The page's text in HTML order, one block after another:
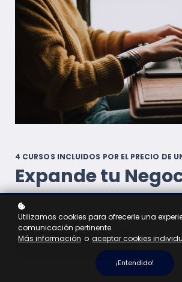
4 CURSOS INCLUIDOS POR EL PRECIO DE
Expande tu
Descubriendo el eCommerce
Inscribirse $20 $10
Utilizamos cookies para ofrecerle una
comunicación pertinente.
Más información o aceptar cookies
¡Entendido!